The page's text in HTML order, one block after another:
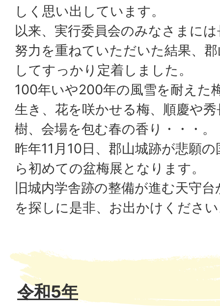
しく思い出しています。
以来、実行委員会のみなさまに
努力を重ねていただいた結果、
してすっかり定着しました。
100年いや200年の風雪を耐えた
生き、花を咲かせる梅、順慶や
樹、会場を包む春の香り・・・。
昨年11月10日、郡山城跡が悲願
ら初めての盆梅展となります。
旧城内学舎跡の整備が進む天守
を探しに是非、お出かけくださ
令和5年